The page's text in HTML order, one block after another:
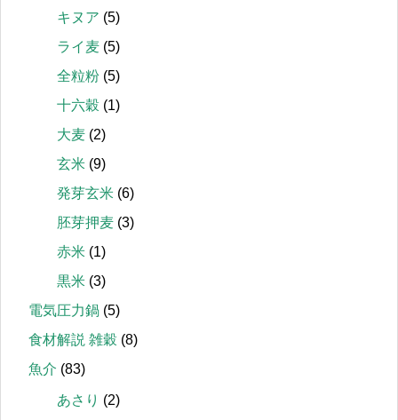
キヌア (5)
ライ麦 (5)
全粒粉 (5)
十六穀 (1)
大麦 (2)
玄米 (9)
発芽玄米 (6)
胚芽押麦 (3)
赤米 (1)
黒米 (3)
電気圧力鍋 (5)
食材解説 雑穀 (8)
魚介 (83)
あさり (2)